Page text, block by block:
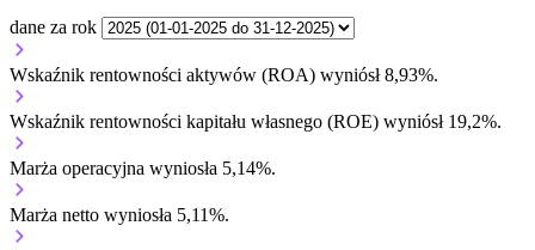
dane za rok
Wskaźnik rentowności aktywów (ROA) wyniósł 8,93%.
Wskaźnik rentowności kapitału własnego (ROE) wyniósł 19,2%.
Marża operacyjna wyniosła 5,14%.
Marża netto wyniosła 5,11%.